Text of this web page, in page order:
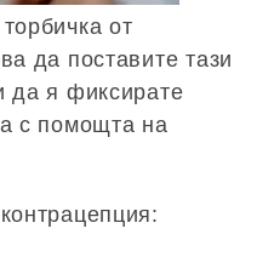
от
да поставите тази
да я фиксирате
с помощта на